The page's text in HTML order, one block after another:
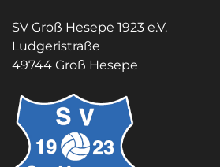
SV Groß Hesepe 1923 e.V.
Ludgeristraße
49744 Groß Hesepe